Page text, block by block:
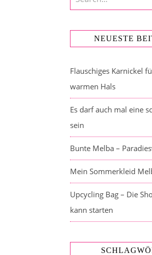
NEUESTE
Flauschiges Karnickel
warmen Hals
Es darf auch mal eine
sein
Bunte Melba –
Mein Sommerkleid
Upcycling Bag – Die
kann starten